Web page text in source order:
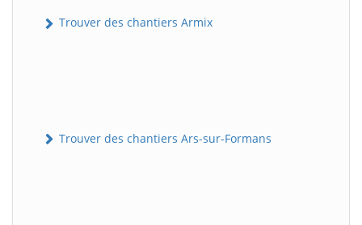
Trouver des chantiers Armix
Trouver des chantiers Ars-sur-Formans